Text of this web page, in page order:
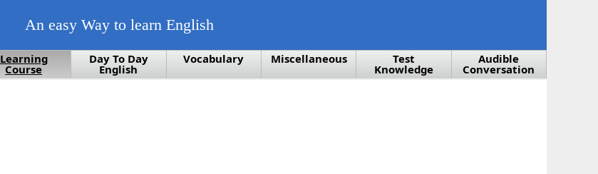
An easy Way to learn English
Learning
Course
Day To Day
English
Vocabulary Miscellaneous Test
Knowledge
Audible
Conversation